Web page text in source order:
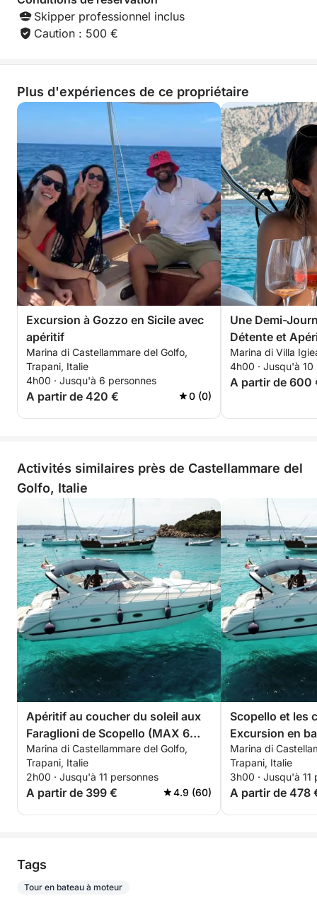
Skipper professionnel inclus
Caution : 500 €
Plus d'expériences de ce propriétaire
Excursion à Gozzo en Sicile avec
apéritif
Marina di Castellammare del Golfo,
Trapani, Italie
4h00 · Jusqu'à 6 personnes
A partir de 420 € 0 (0)
Une Demi-
Détente et
Marina di Villa
4h00 · Jusqu'à 10
A partir de 600
Activités similaires près de Castellammare del
Golfo, Italie
Apéritif au coucher du soleil aux
Faraglioni de Scopello (MAX 6
personnes)
Marina di Castellammare del Golfo,
Trapani, Italie
2h00 · Jusqu'à 11 personnes
A partir de 399 € 4.9 (60)
Scopello et les
Excursion en
journée
Marina di
Trapani, Italie
3h00 · Jusqu'à 11
A partir de 478
Tags
Tour en bateau à moteur